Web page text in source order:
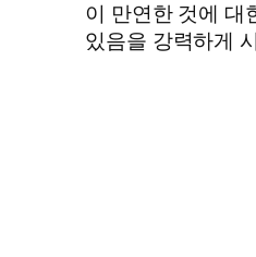
이 만연한 것에 대
있음을 강력하게